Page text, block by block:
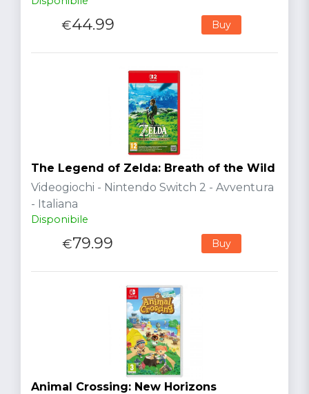
€44.99 Buy
The Legend of Zelda: Breath of the Wild
Videogiochi - Nintendo Switch 2 - Avventura
- Italiana
Disponibile
€79.99 Buy
Animal Crossing: New Horizons